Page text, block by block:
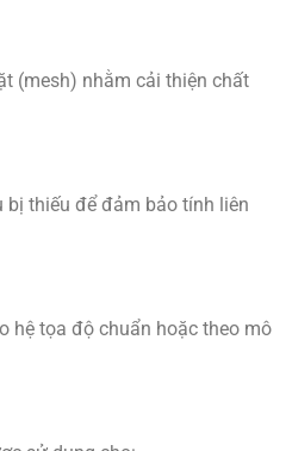
(mesh) nhằm cải thiện chất
bị thiếu để đảm bảo tính liên
hệ tọa độ chuẩn hoặc theo mô